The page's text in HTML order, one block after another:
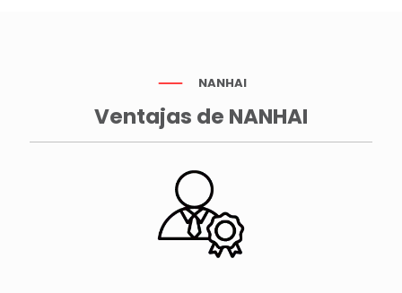
NANHAI
Ventajas de NANHAI